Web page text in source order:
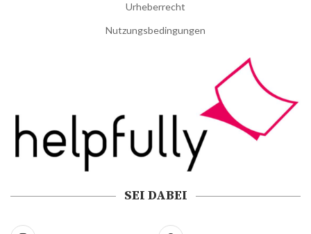
Urheberrecht
Nutzungsbedingungen
SEI DABEI